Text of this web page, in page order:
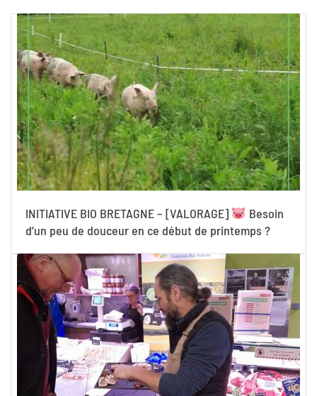
INITIATIVE BIO BRETAGNE – [VALORAGE]
Besoin
d’un peu de douceur en ce début de printemps ?